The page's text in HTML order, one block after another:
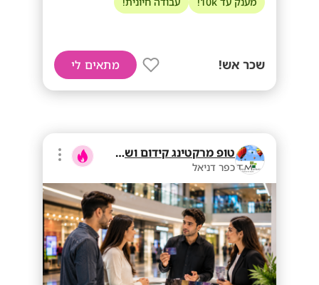
שכר אש! מתאים לי
טופ מרקטינג קידום ושיווק בע"מ
כפר דניאל